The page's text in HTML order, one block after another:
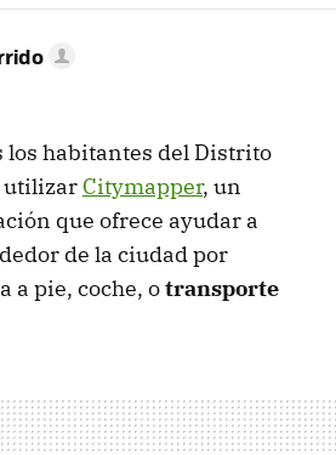
los habitantes del Distrito
utilizar Citymapper, un
que ofrece ayudar a
de la ciudad por
a pie, coche, otransporte